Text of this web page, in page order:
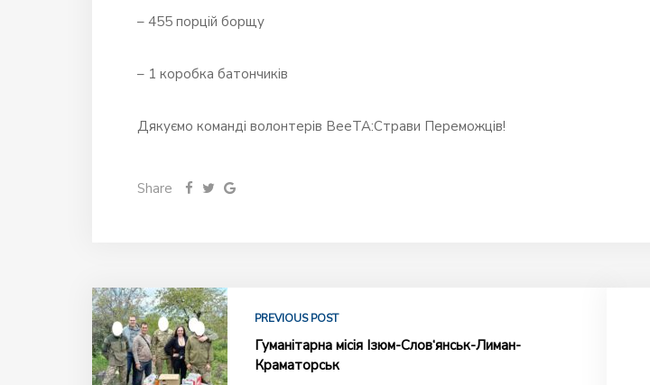
– 455 порцій борщу
– 1 коробка батончиків
Дякуємо команді волонтерів BeeTA:Страви Переможців!
Share
PREVIOUS POST
Гуманітарна місія Ізюм-Слов‘янськ-Лиман-
Краматорськ